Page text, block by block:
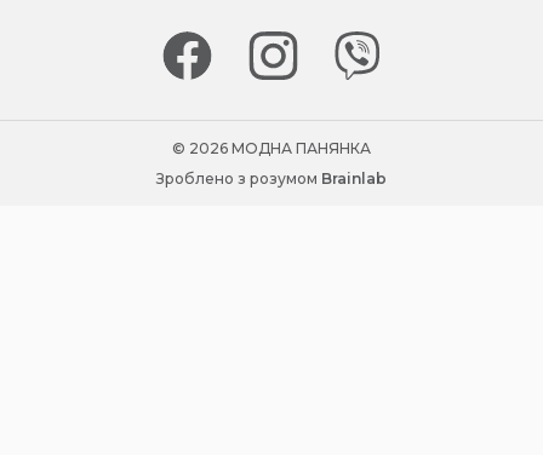
© 2026 МОДНА ПАНЯНКА
Зроблено з розумом Brainlab